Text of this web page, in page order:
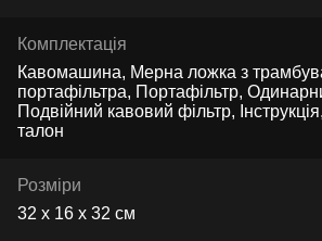
Комплектація
Кавомашина, Мерна ложка з
портафільтра, Портафільтр,
Подвійний кавовий фільтр,
талон
Розміри
32 х 16 х 32 см